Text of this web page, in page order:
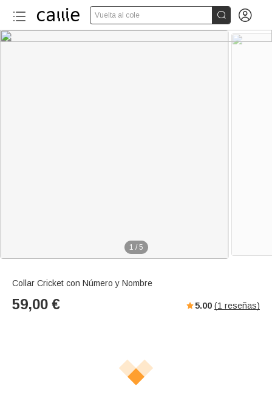
Vuelta al cole  
1 / 5
Collar Cricket con Número y Nombre
59,00 € 5.00 (1 reseñas)